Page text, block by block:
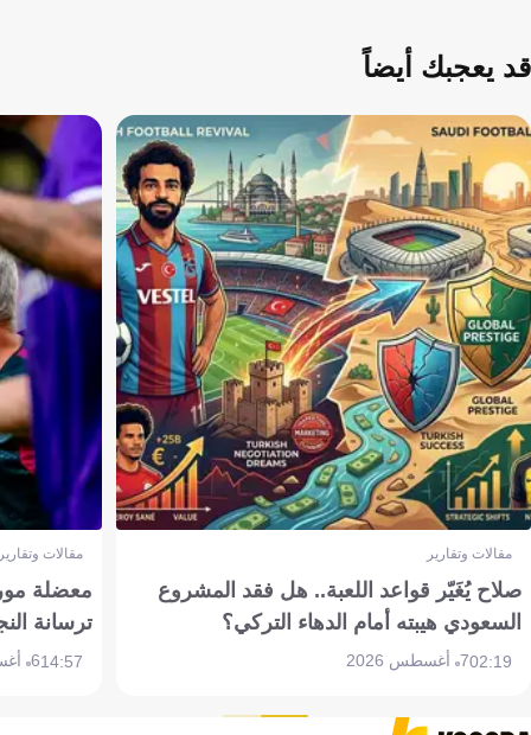
قد يعجبك أيضاً
مقالات وتقارير
صلاح يُغَيّر قواعد اللعبة.. هل فقد المشروع
السعودي هيبته أمام الدهاء التركي؟
02:197 أغسطس 2026
مقالات
معضلة
ترسانة
14:576 أغسطس 2026